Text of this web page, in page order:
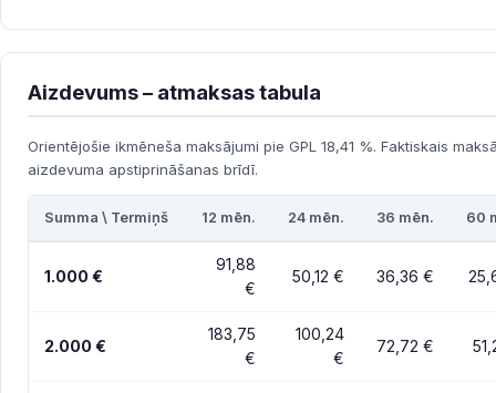
Aizdevums – atmaksas tabula
Orientējošie ikmēneša maksājumi pie GPL 18,41 %. Faktiskais
aizdevuma apstiprināšanas brīdī.
Summa \ Termiņš 12 mēn. 24 mēn. 36 mēn. 60
1.000 €
91,88
€
50,12 € 36,36 €
2.000 €
183,75
€
100,24
€
72,72 €